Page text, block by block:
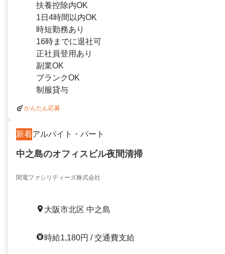
扶養控除内OK
1日4時間以内OK
時短勤務あり
16時までに退社可
正社員登用あり
副業OK
ブランクOK
制服貸与
かんたん応募
新着アルバイト・パート
中之島のオフィスビル夜間清掃
関電ファシリティーズ株式会社
大阪市北区 中之島
時給1,180円 / 交通費支給